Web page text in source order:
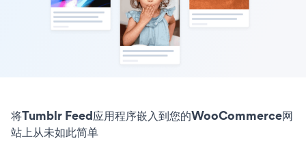
将Tumblr Feed应用程序嵌入到您的WooCommerce网
站上从未如此简单